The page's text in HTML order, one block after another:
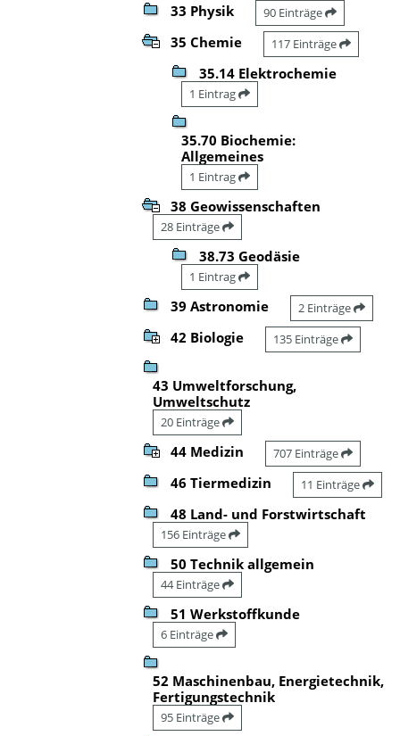
33 Physik 90 Einträge
35 Chemie 117 Einträge
35.14 Elektrochemie
1 Eintrag
35.70 Biochemie:
Allgemeines
1 Eintrag
38 Geowissenschaften
28 Einträge
38.73 Geodäsie
1 Eintrag
39 Astronomie 2 Einträge
42 Biologie 135 Einträge
43 Umweltforschung,
Umweltschutz
20 Einträge
44 Medizin 707 Einträge
46 Tiermedizin 11 Einträge
48 Land- und Forstwirtschaft
156 Einträge
50 Technik allgemein
44 Einträge
51 Werkstoffkunde
6 Einträge
52 Maschinenbau, Energietechnik,
Fertigungstechnik
95 Einträge